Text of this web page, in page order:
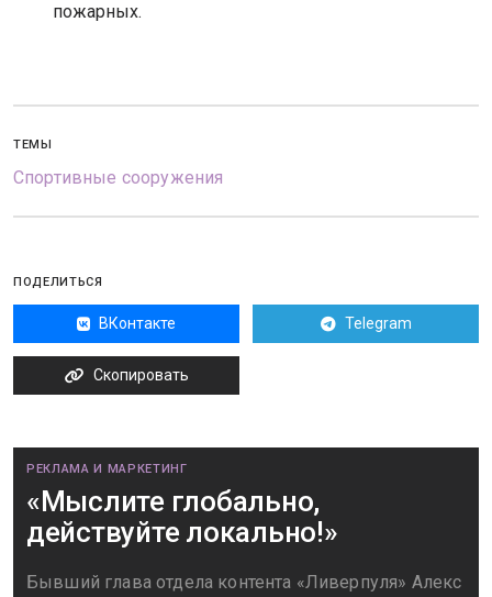
пожарных.
ТЕМЫ
Спортивные сооружения
ПОДЕЛИТЬСЯ
ВКонтакте Telegram
Скопировать
РЕКЛАМА И МАРКЕТИНГ
«Мыслите глобально,
действуйте локально!»
Бывший глава отдела контента «Ливерпуля» Алекс